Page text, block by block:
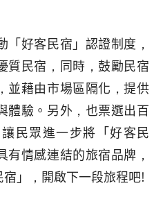
好客民宿」認證制度，
質民宿，同時，鼓勵民宿
並藉由市場區隔化，提供
體驗。另外，也票選出百
民眾進一步將「好客民
情感連結的旅宿品牌，
」，開啟下一段旅程吧!